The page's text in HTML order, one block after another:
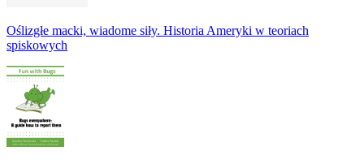
Oślizgłe macki, wiadome siły. Historia Ameryki w teoriach
spiskowych